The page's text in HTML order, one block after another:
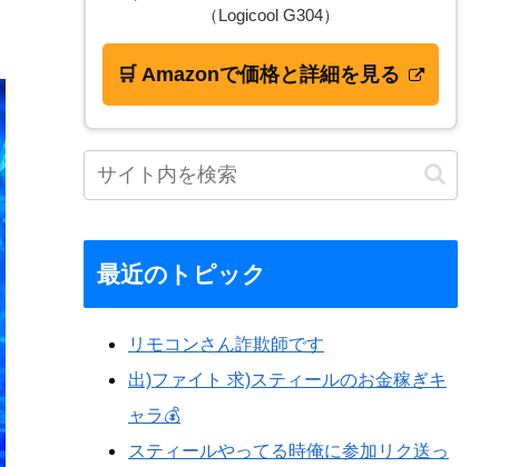
（Logicool G304）
🛒 Amazonで価格と詳細を見る
最近のトピック
リモコンさん詐欺師です
出)ファイト 求)スティールのお金稼ぎキ
ャラ💰️
スティールやってる時俺に参加リク送っ